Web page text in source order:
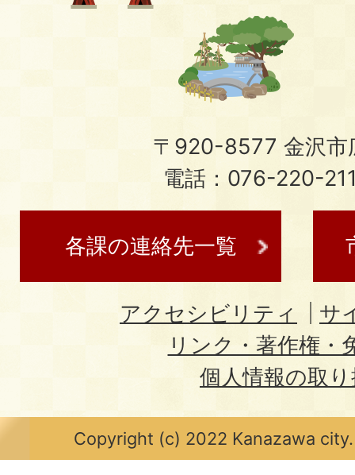
〒920-8577 金沢市
電話：076-220-
各課の連絡先一覧
アクセシビリティ
サ
リンク・著作権・
個人情報の取
Copyright (c) 2022 Kanazawa